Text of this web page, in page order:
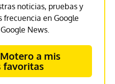
noticias, pruebas y
frecuencia en Google
News.
a mis
favoritas